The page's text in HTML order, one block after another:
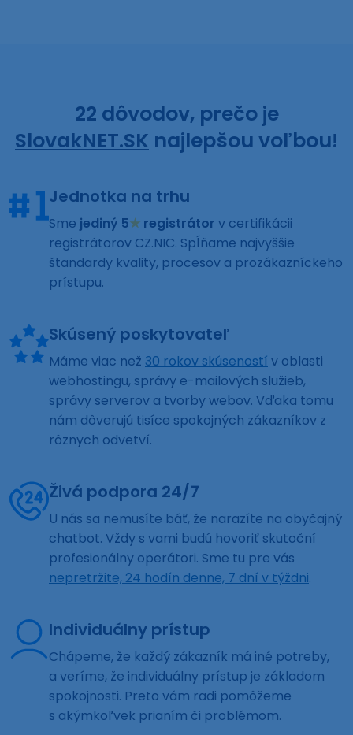
22 dôvodov, prečo je
SlovakNET.SK najlepšou voľbou!
Jednotka na trhu
Sme jediný 5★ registrátor v certifikácii
registrátorov CZ.NIC. Spĺňame najvyššie
štandardy kvality, procesov a prozákazníckeho
prístupu.
Skúsený poskytovateľ
Máme viac než 30 rokov skúseností v oblasti
webhostingu, správy e-mailových služieb,
správy serverov a tvorby webov. Vďaka tomu
nám dôverujú tisíce spokojných zákazníkov z
rôznych odvetví.
Živá podpora 24/7
U nás sa nemusíte báť, že narazíte na obyčajný
chatbot. Vždy s vami budú hovoriť skutoční
profesionálny operátori. Sme tu pre vás
nepretržite, 24 hodín denne, 7 dní v týždni.
Individuálny prístup
Chápeme, že každý zákazník má iné potreby,
a veríme, že individuálny prístup je základom
spokojnosti. Preto vám radi pomôžeme
s akýmkoľvek prianím či problémom.